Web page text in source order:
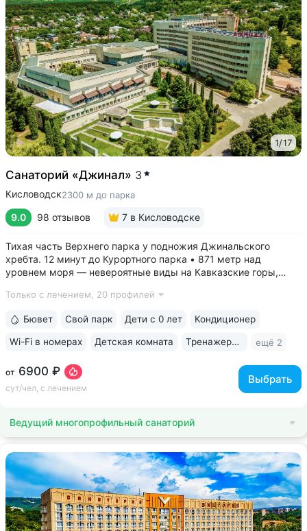
1/17
Санаторий «Джинал» 3
Кисловодск2300 м до парка
9.0 98 отзывов 7 в Кисловодске
Тихая часть Верхнего парка у подножия Джинальского
хребта. 12 минут до Курортного парка • 871 метр над
уровнем моря ­— невероятные виды на Кавказские горы,
расположены лучшие смотровые площадки Кисловодска •
Только с лечением, 20 профилей
от 6900 ₽
сут/чел, с лечением
Выбрать
Бювет Свой парк Дети с 0 лет Кондиционер
Wi-Fi в номерах Детская комната Тренажерный зал ещё 2
Ведущий многопрофильный санаторий